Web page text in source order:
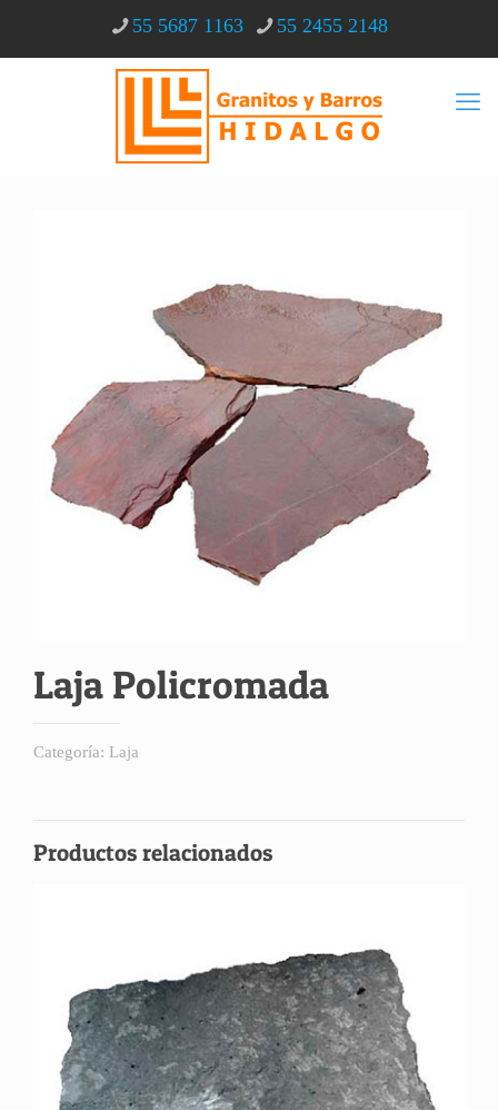
55 5687 1163 55 2455 2148
Laja Policromada
Categoría: Laja
Productos relacionados